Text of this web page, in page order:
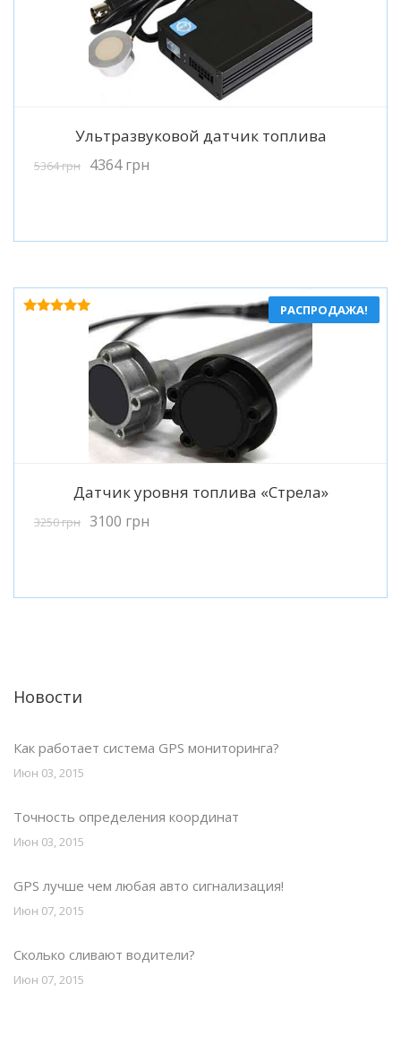
Подробнее
Ультразвуковой датчик топлива
5364грн 4364грн
РАСПРОДАЖА!
Подробнее
Датчик уровня топлива «Стрела»
3250грн 3100 грн
Новости
Как работает система GPS мониторинга?
Июн 03, 2015
Точность определения координат
Июн 03, 2015
GPS лучше чем любая авто сигнализация!
Июн 07, 2015
Сколько сливают водители?
Июн 07, 2015